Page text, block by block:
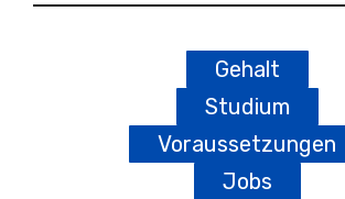
Gehalt
Studium
Voraussetzungen
Jobs